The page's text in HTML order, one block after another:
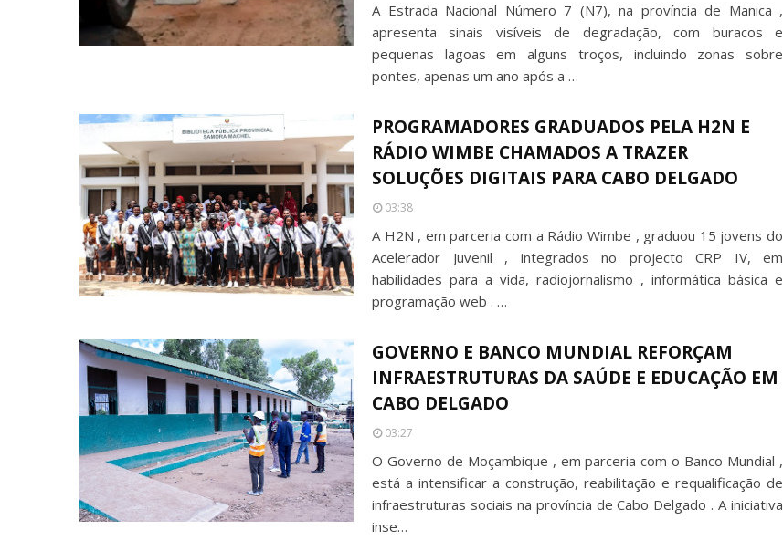
A Estrada Nacional Número 7 (N7), na província de Manica ,
apresenta sinais visíveis de degradação, com buracos e
pequenas lagoas em alguns troços, incluindo zonas sobre
pontes, apenas um ano após a …
PROGRAMADORES GRADUADOS PELA H2N E
RÁDIO WIMBE CHAMADOS A TRAZER
SOLUÇÕES DIGITAIS PARA CABO DELGADO
03:38
A H2N , em parceria com a Rádio Wimbe , graduou 15 jovens do
Acelerador Juvenil , integrados no projecto CRP IV, em
habilidades para a vida, radiojornalismo , informática básica e
programação web . …
GOVERNO E BANCO MUNDIAL REFORÇAM
INFRAESTRUTURAS DA SAÚDE E EDUCAÇÃO EM
CABO DELGADO
03:27
O Governo de Moçambique , em parceria com o Banco Mundial ,
está a intensificar a construção, reabilitação e requalificação de
infraestruturas sociais na província de Cabo Delgado . A iniciativa
inse…